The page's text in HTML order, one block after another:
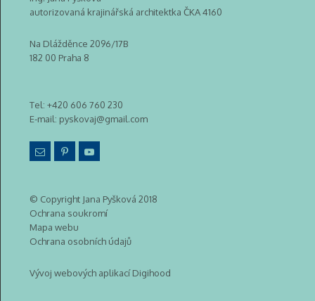
autorizovaná krajinářská architektka ČKA 4160
Na Dlážděnce 2096/17B
182 00 Praha 8
Tel: +420 606 760 230
E-mail: pyskovaj@gmail.com
© Copyright Jana Pyšková 2018
Ochrana soukromí
Mapa webu
Ochrana osobních údajů
Vývoj webových aplikací Digihood